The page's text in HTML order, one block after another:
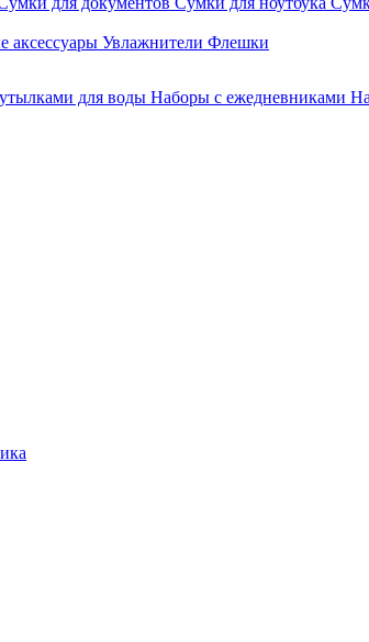
аксессуары Увлажнители Флешки
для воды Наборы с ежедневниками